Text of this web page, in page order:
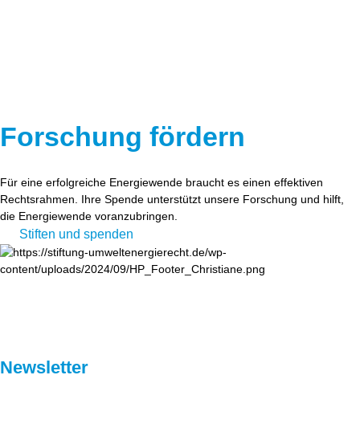
Forschung fördern
Für eine erfolgreiche Energiewende braucht es einen effektiven
Rechtsrahmen. Ihre Spende unterstützt unsere Forschung und hilft,
die Energiewende voranzubringen.
Stiften und spenden
Newsletter